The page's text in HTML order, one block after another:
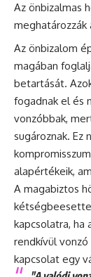
Az önbizalmas
meghatározzák
Az önbizalom
magában
betartását.
fogadnak el és
vonzóbbak,
sugároznak. Ez
alapértékeik,
A magabiztos
kapcsolatra, ha
rendkívül vonzó
kapcsolat egy